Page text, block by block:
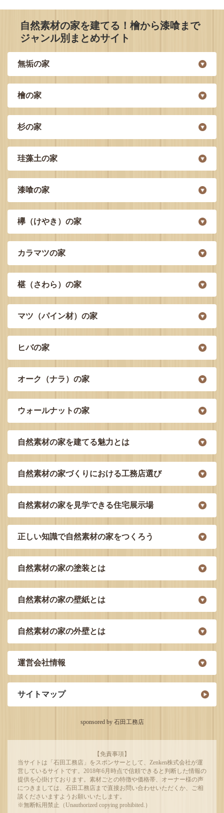
自然素材の家を建てる！檜から漆喰まで
ジャンル別まとめサイト
無垢の家
檜の家
杉の家
珪藻土の家
漆喰の家
欅（けやき）の家
カラマツの家
椹（さわら）の家
マツ（パイン材）の家
ヒバの家
オーク（ナラ）の家
ウォールナットの家
自然素材の家を建てる魅力とは
自然素材の家づくりにおける工務店選び
自然素材の家を見学できる住宅展示場
正しい知識で自然素材の家をつくろう
自然素材の家の塗装とは
自然素材の家の壁紙とは
自然素材の家の外壁とは
運営会社情報
サイトマップ
sponsored by 石田工務店
【免責事項】
当サイトは「石田工務店」をスポンサーとして、Zenken株式会社が運
営しているサイトです。2018年6月時点で信頼できると判断した情報の
提供を心掛けております。素材ごとの特徴や価格帯、オーナー様の声
につきましては、石田工務店まで直接お問い合わせいただくか、ご相
談くださいますようお願いいたします。
※無断転用禁止（Unauthorized copying prohibited.）